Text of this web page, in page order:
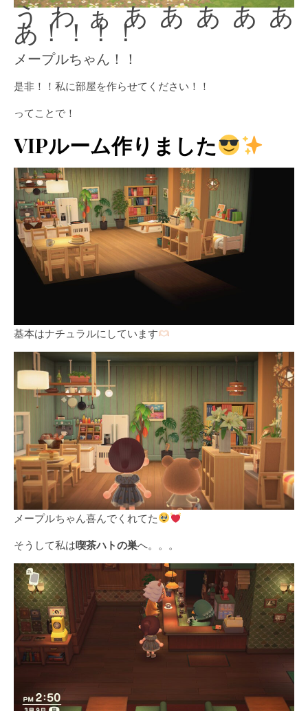
うわぁあああああ
あ！！！！
メープルちゃん！！
是非！！私に部屋を作らせてください！！
ってことで！
VIPルーム作りました
基本はナチュラルにしています
メープルちゃん喜んでくれてた
そうして私は喫茶ハトの巣へ。。。